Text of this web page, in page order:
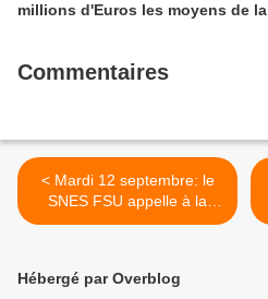
millions d'Euros les moyens de la
Commentaires
< Mardi 12 septembre: le
SNES FSU appelle à la
grève contre la politique de
avec dans le Finistère, la
Hébergé par Overblog